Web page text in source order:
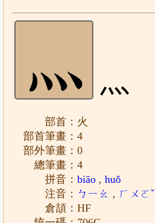
灬
部首：火
部首筆畫：4
部外筆畫：0
總筆畫：4
拼音：biāo ,huǒ
注音： ㄅㄧㄠ , ㄏㄨㄛˇ
倉頡：HF